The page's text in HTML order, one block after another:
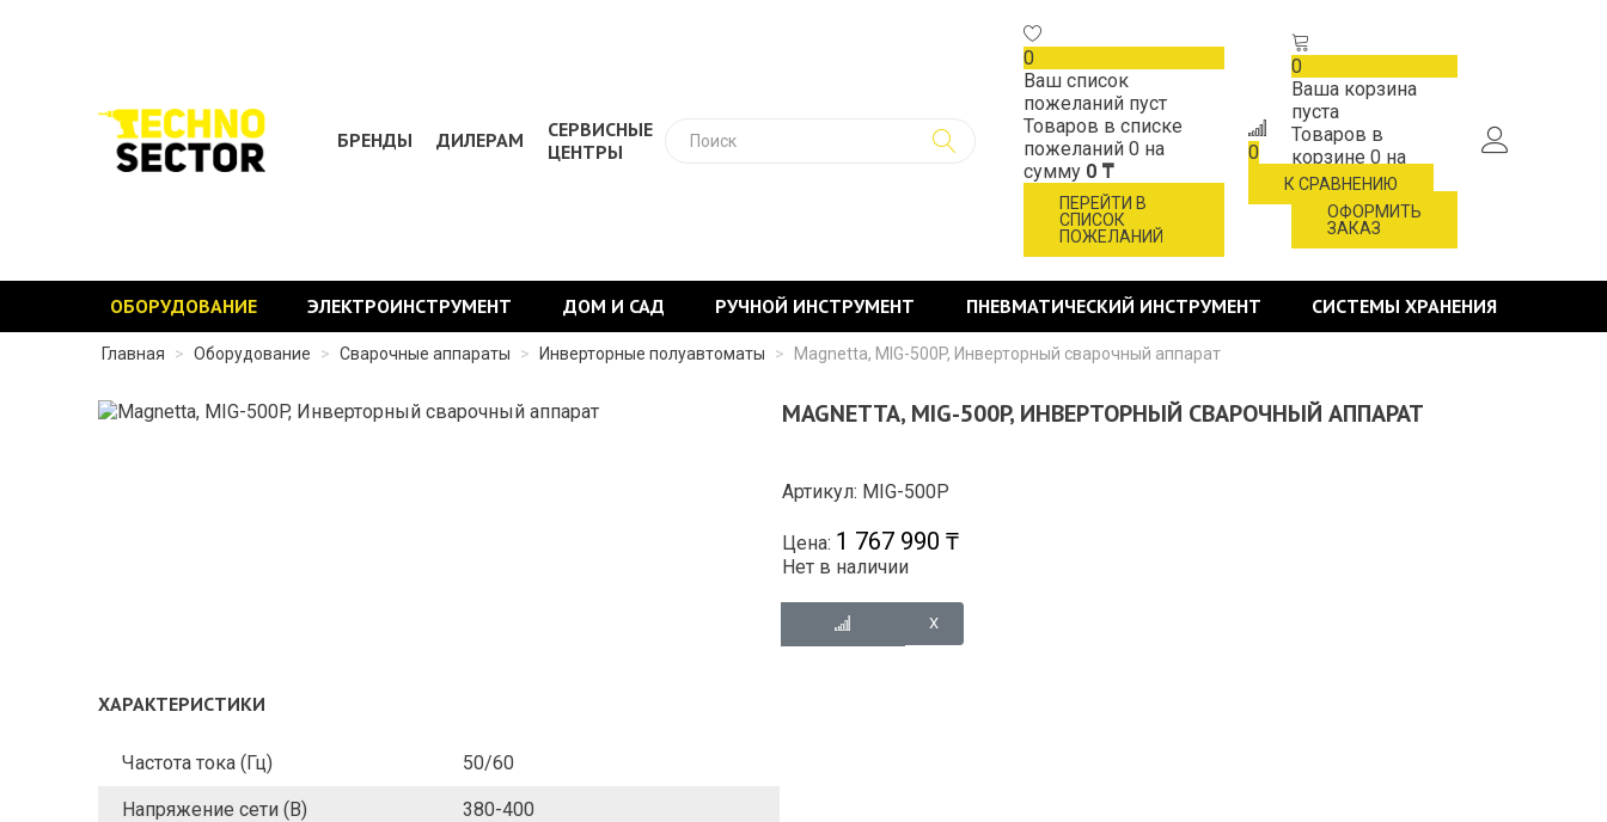
БРЕНДЫ ДИЛЕРАМ
СЕРВИСНЫЕ
ЦЕНТРЫ
0
Ваш список
пожеланий пуст
Товаров в списке
пожеланий 0 на
сумму 0 ₸
ПЕРЕЙТИ В
СПИСОК
ПОЖЕЛАНИЙ
0
К СРАВНЕНИЮ
0
Ваша корзина
пуста
Товаров в
корзине 0 на
сумму0 ₸
ОФОРМИТЬ
ЗАКАЗ
ОБОРУДОВАНИЕ ЭЛЕКТРОИНСТРУМЕНТ ДОМ И САД РУЧНОЙ ИНСТРУМЕНТ ПНЕВМАТИЧЕСКИЙ ИНСТРУМЕНТ СИСТЕМЫ ХРАНЕНИЯ
Главная > Оборудование > Сварочные аппараты > Инверторные полуавтоматы > Magnetta, MIG-500P, Инверторный сварочный аппарат
MAGNETTA, MIG-500P, ИНВЕРТОРНЫЙ СВАРОЧНЫЙ АППАРАТ
Артикул: MIG-500P
Цена: 1 767 990 ₸
Нет в наличии
ХАРАКТЕРИСТИКИ
Частота тока (Гц) 50/60
Напряжение сети (В) 380-400